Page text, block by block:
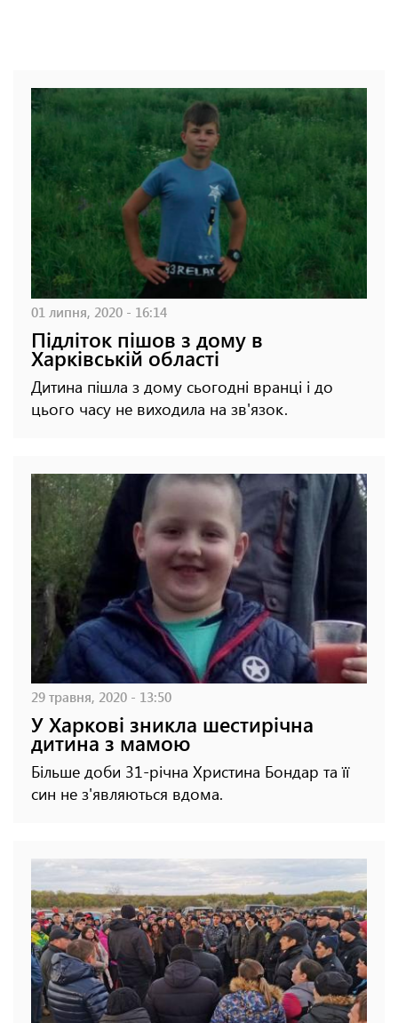
01 липня, 2020 - 16:14
Підліток пішов з дому в
Харківській області
Дитина пішла з дому сьогодні вранці і до
цього часу не виходила на зв'язок.
29 травня, 2020 - 13:50
У Харкові зникла шестирічна
дитина з мамою
Більше доби 31-річна Христина Бондар та її
син не з'являються вдома.